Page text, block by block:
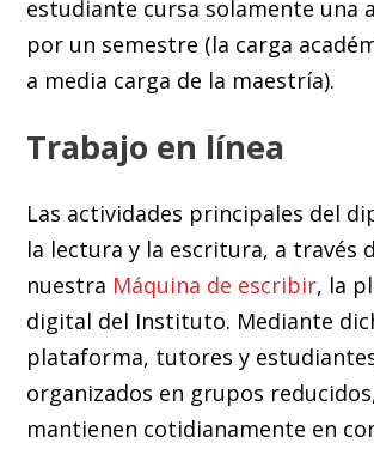
estudiante cursa solamente una
por un semestre (la carga
a media carga de la maestría).
Trabajo en línea
Las actividades principales del
la lectura y la escritura, a través
nuestra Máquina de escribir, la
digital del Instituto. Mediante
plataforma, tutores y
organizados en grupos
mantienen cotidianamente en